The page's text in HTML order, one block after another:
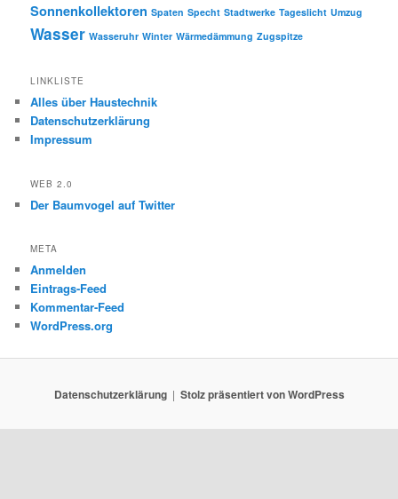
Sonnenkollektoren Spaten Specht Stadtwerke Tageslicht Umzug
Wasser Wasseruhr Winter Wärmedämmung Zugspitze
LINKLISTE
Alles über Haustechnik
Datenschutzerklärung
Impressum
WEB 2.0
Der Baumvogel auf Twitter
META
Anmelden
Eintrags-Feed
Kommentar-Feed
WordPress.org
Datenschutzerklärung Stolz präsentiert von WordPress